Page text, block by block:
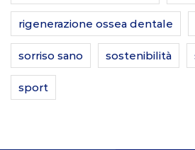
rigenerazione ossea dentale
sorriso sano sostenibilità
sport